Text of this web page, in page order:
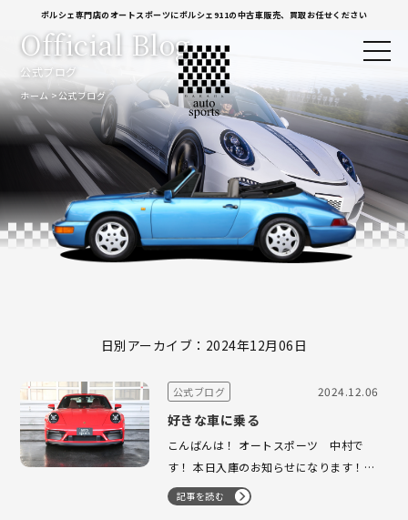
ポルシェ専門店のオートスポーツにポルシェ911の中古車販売、買取お任せください
公式ブログ
Official Blog
ホーム 公式ブログ
日別アーカイブ：2024年12月06日
公式ブログ 2024.12.06
好きな車に乗る
こんばんは！ オートスポーツ 中村で
す！ 本日入庫のお知らせになります！
2023年式 992.1カレラGTS 左ハンドル
7MTが入庫 いたしました！ GTS で左ハ
記事を読む